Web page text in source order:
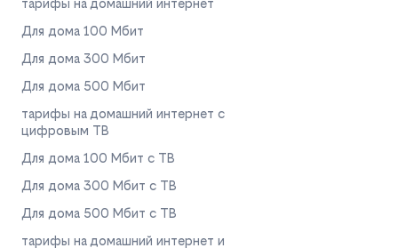
тарифы на домашний интернет
Для дома 100 Мбит
Для дома 300 Мбит
Для дома 500 Мбит
тарифы на домашний интернет с
цифровым ТВ
Для дома 100 Мбит с ТВ
Для дома 300 Мбит с ТВ
Для дома 500 Мбит с ТВ
тарифы на домашний интернет и